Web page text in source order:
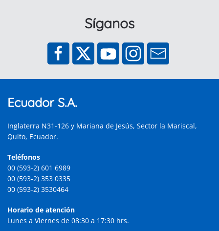
Síganos
Ecuador S.A.
Inglaterra N31-126 y Mariana de Jesús, Sector la Mariscal,
Quito, Ecuador.
Teléfonos
00 (593-2) 601 6989
00 (593-2) 353 0335
00 (593-2) 3530464
Horario de atención
Lunes a Viernes de 08:30 a 17:30 hrs.